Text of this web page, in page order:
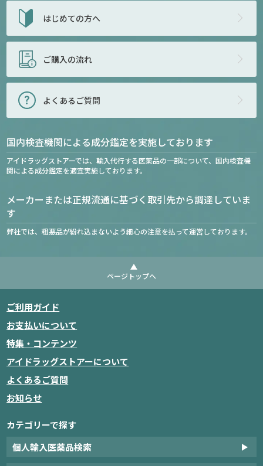
はじめての方へ
ご購入の流れ
よくあるご質問
国内検査機関による成分鑑定を実施しております
アイドラッグストアーでは、輸入代行する医薬品の一部について、国内検査機
関による成分鑑定を適宜実施しております。
メーカーまたは正規流通に基づく取引先から調達していま
す
弊社では、粗悪品が紛れ込まないよう細心の注意を払って運営しております。
ページトップへ
ご利用ガイド
お支払いについて
特集・コンテンツ
アイドラッグストアーについて
よくあるご質問
お知らせ
カテゴリーで探す
個人輸入医薬品検索